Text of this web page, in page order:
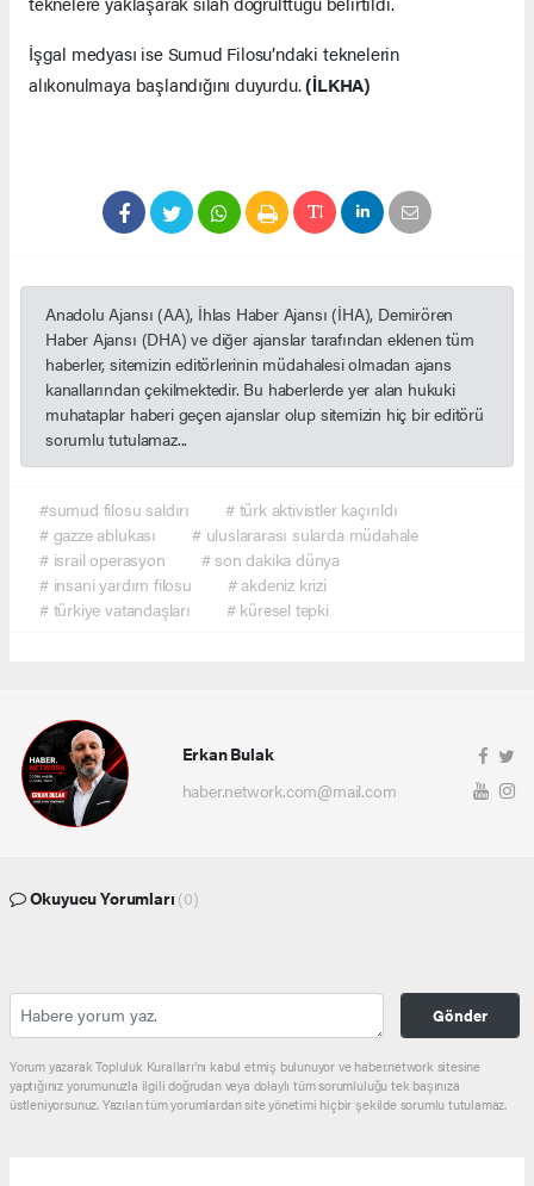
İşgal medyası ise Sumud Filosu’ndaki teknelerin
alıkonulmaya başlandığını duyurdu.(İLKHA)
Anadolu Ajansı (AA), İhlas Haber Ajansı (İHA), Demirören
Haber Ajansı (DHA) ve diğer ajanslar tarafından eklenen tüm
haberler, sitemizin editörlerinin müdahalesi olmadan ajans
kanallarından çekilmektedir. Bu haberlerde yer alan hukuki
muhataplar haberi geçen ajanslar olup sitemizin hiç bir editörü
sorumlu tutulamaz...
#sumud filosu saldırı
# türk aktivistler kaçırıldı
# gazze ablukası
# uluslararası sularda müdahale
# israil operasyon
# son dakika dünya
# insani yardım filosu
# akdeniz krizi
# türkiye vatandaşları
# küresel tepki
Erkan Bulak
haber.network.com@mail.com
Okuyucu Yorumları (0)
Gönder
Yorum yazarak Topluluk Kuralları’nı kabul etmiş bulunuyor ve haber.network sitesine
yaptığınız yorumunuzla ilgili doğrudan veya dolaylı tüm sorumluluğu tek başınıza
üstleniyorsunuz. Yazılan tüm yorumlardan site yönetimi hiçbir şekilde sorumlu tutulamaz.